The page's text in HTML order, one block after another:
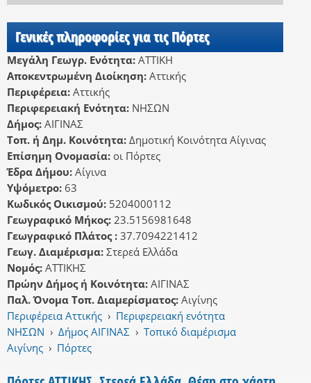
Γενικές πληροφορίες για τις Πόρτες
Μεγάλη Γεωγρ. Ενότητα: ΑΤΤΙΚΗ
Αποκεντρωμένη Διοίκηση: Αττικής
Περιφέρεια: Αττικής
Περιφερειακή Ενότητα: ΝΗΣΩΝ
Δήμος: ΑΙΓΙΝΑΣ
Τοπ. ή Δημ. Κοινότητα: Δημοτική Κοινότητα Αίγινας
Επίσημη Ονομασία: οι Πόρτες
Έδρα Δήμου: Αίγινα
Υψόμετρο: 63
Κωδικός Οικισμού: 5204000112
Γεωγραφικό Μήκος: 23.5156981648
Γεωγραφικό Πλάτος : 37.7094221412
Γεωγ. Διαμέρισμα: Στερεά Ελλάδα
Νομός: ΑΤΤΙΚΗΣ
Πρώην Δήμος ή Κοινότητα: ΑΙΓΙΝΑΣ
Παλ. Όνομα Τοπ. Διαμερίσματος: Αιγίνης
Περιφέρεια Αττικής › Περιφερειακή ενότητα
ΝΗΣΩΝ › Δήμος ΑΙΓΙΝΑΣ › Τοπικό διαμέρισμα
Αιγίνης › Πόρτες